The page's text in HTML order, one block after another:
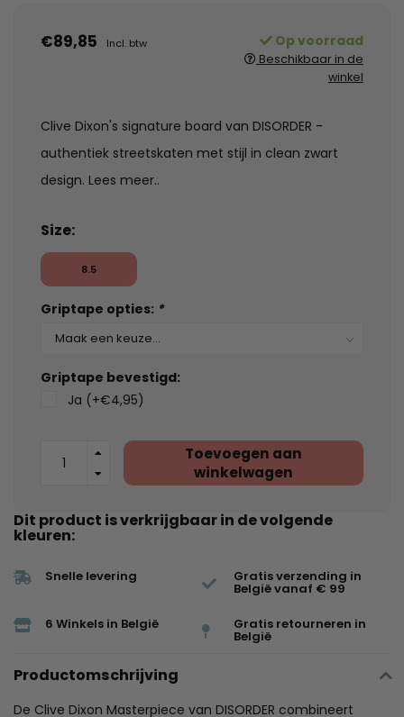
€89,85 Incl. btw Op voorraad
Beschikbaar in de
winkel
Clive Dixon's signature board van DISORDER -
authentiek streetskaten met stijl in clean zwart
design. Lees meer..
Size:
8.5
Griptape opties: *
Griptape bevestigd:
Ja (+€4,95)
Toevoegen aan
winkelwagen
Dit product is verkrijgbaar in de volgende
kleuren:
Snelle levering Gratis verzending in
België vanaf € 99
6 Winkels in België Gratis retourneren in
België
Productomschrijving
De Clive Dixon Masterpiece van DISORDER combineert